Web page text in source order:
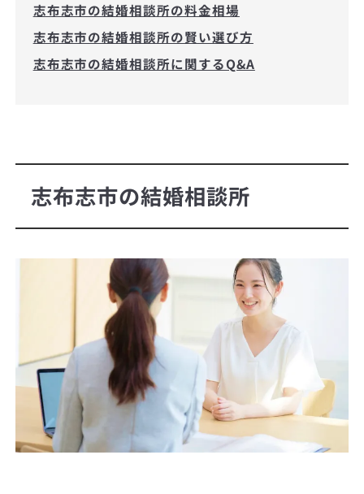
志布志市の結婚相談所の料金相場
志布志市の結婚相談所の賢い選び方
志布志市の結婚相談所に関するQ&A
志布志市の結婚相談所